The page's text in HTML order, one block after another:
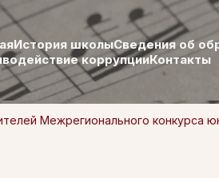
История школыСведения об
коррупцииКонтакты
Межрегионального конкурса